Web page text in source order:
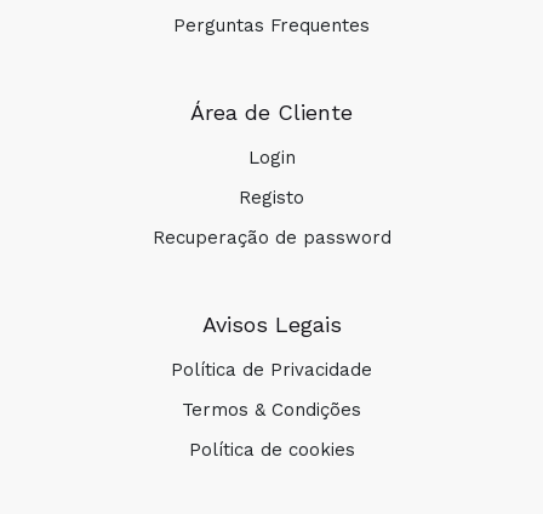
Perguntas Frequentes
Área de Cliente
Login
Registo
Recuperação de password
Avisos Legais
Política de Privacidade
Termos & Condições
Política de cookies